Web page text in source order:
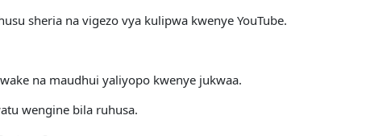
sheria na vigezo vya kulipwa kwenye YouTube.
na maudhui yaliyopo kwenye jukwaa.
wengine bila ruhusa.